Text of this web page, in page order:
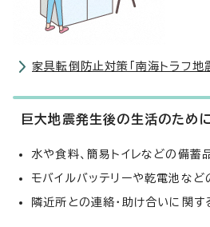
家具転倒防止対策「南海トラフ地
巨大地震発生後の生活のために
水や食料、簡易トイレなどの備蓄
モバイルバッテリーや乾電池な
隣近所との連絡・助け合いに関